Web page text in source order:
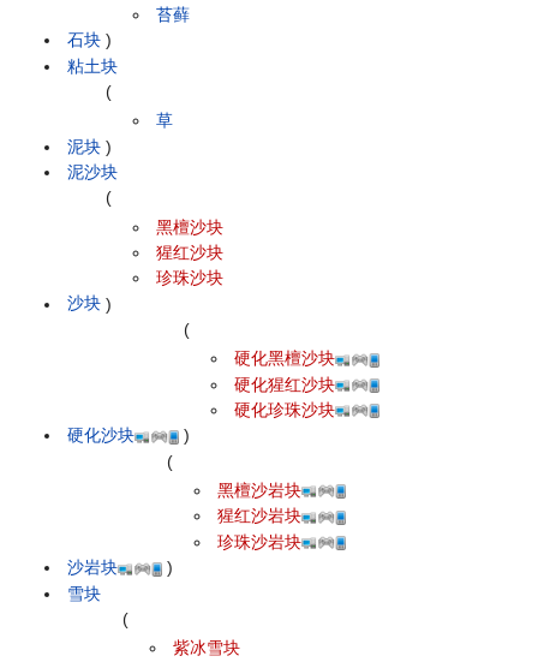
石块
苔藓
)
粘土块
泥块
(
草
)
泥沙块
沙块
(
黑檀沙块
猩红沙块
珍珠沙块
)
硬化沙块
(
硬化黑檀沙块
硬化猩红沙块
硬化珍珠沙块
)
沙岩块
(
黑檀沙岩块
猩红沙岩块
珍珠沙岩块
)
雪块
(
紫冰雪块